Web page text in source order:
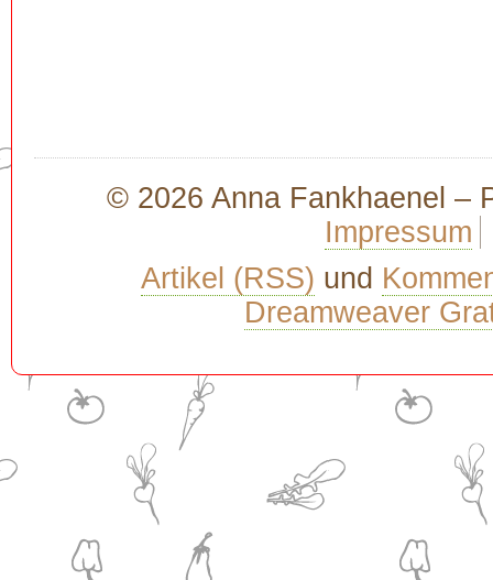
© 2026 Anna Fankhaenel –
Impressum
Artikel (RSS) und
Dreamweaver